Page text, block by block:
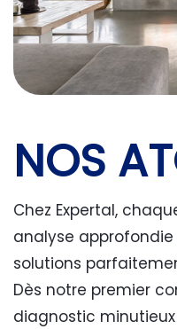
NOS
Chez Expertal,
analyse
solutions
Dès notre premier
diagnostic